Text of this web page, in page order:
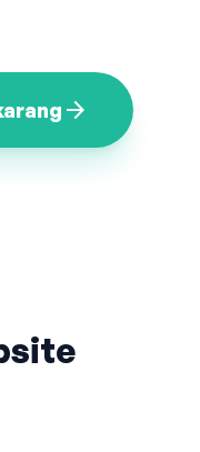
arrow_forward